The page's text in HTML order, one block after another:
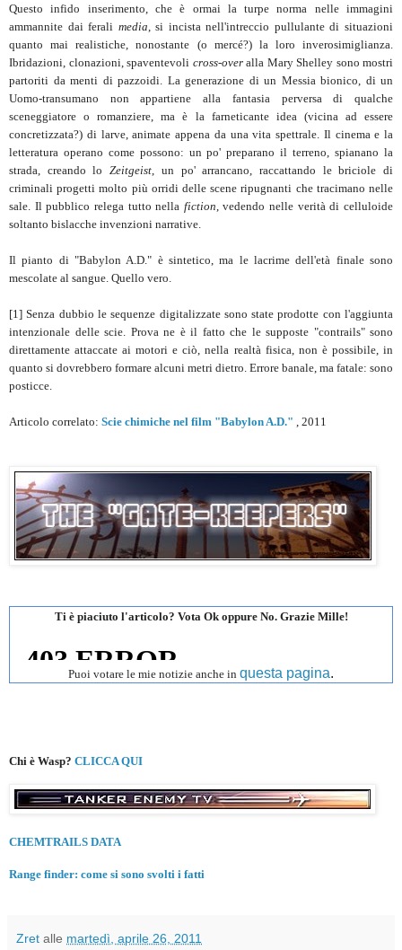
Questo infido inserimento, che è ormai la turpe norma nelle immagini
ammannite dai ferali media , si incista nell'intreccio pullulante di situazioni
quanto mai realistiche, nonostante (o mercé?) la loro inverosimiglianza.
Ibridazioni, clonazioni, spaventevoli cross-over alla Mary Shelley sono mostri
partoriti da menti di pazzoidi. La generazione di un Messia bionico, di un
Uomo-transumano non appartiene alla fantasia perversa di qualche
sceneggiatore o romanziere, ma è la farneticante idea (vicina ad essere
concretizzata?) di larve, animate appena da una vita spettrale. Il cinema e la
letteratura operano come possono: un po' preparano il terreno, spianano la
strada, creando lo Zeitgeist , un po' arrancano, raccattando le briciole di
criminali progetti molto più orridi delle scene ripugnanti che tracimano nelle
sale. Il pubblico relega tutto nella fiction , vedendo nelle verità di celluloide
soltanto bislacche invenzioni narrative.
Il pianto di "Babylon A.D." è sintetico, ma le lacrime dell'età finale sono
mescolate al sangue. Quello vero.
[1] Senza dubbio le sequenze digitalizzate sono state prodotte con l'aggiunta
intenzionale delle scie. Prova ne è il fatto che le supposte "contrails" sono
direttamente attaccate ai motori e ciò, nella realtà fisica, non è possibile, in
quanto si dovrebbero formare alcuni metri dietro. Errore banale, ma fatale: sono
posticce.
Articolo correlato: Scie chimiche nel film "Babylon A.D." , 2011
Ti è piaciuto l'articolo? Vota Ok oppure No. Grazie Mille!
Puoi votare le mie notizie anche in questa pagina.
Chi è Wasp? CLICCA QUI
CHEMTRAILS DATA
Range finder: come si sono svolti i fatti
Zret alle martedì, aprile 26, 2011